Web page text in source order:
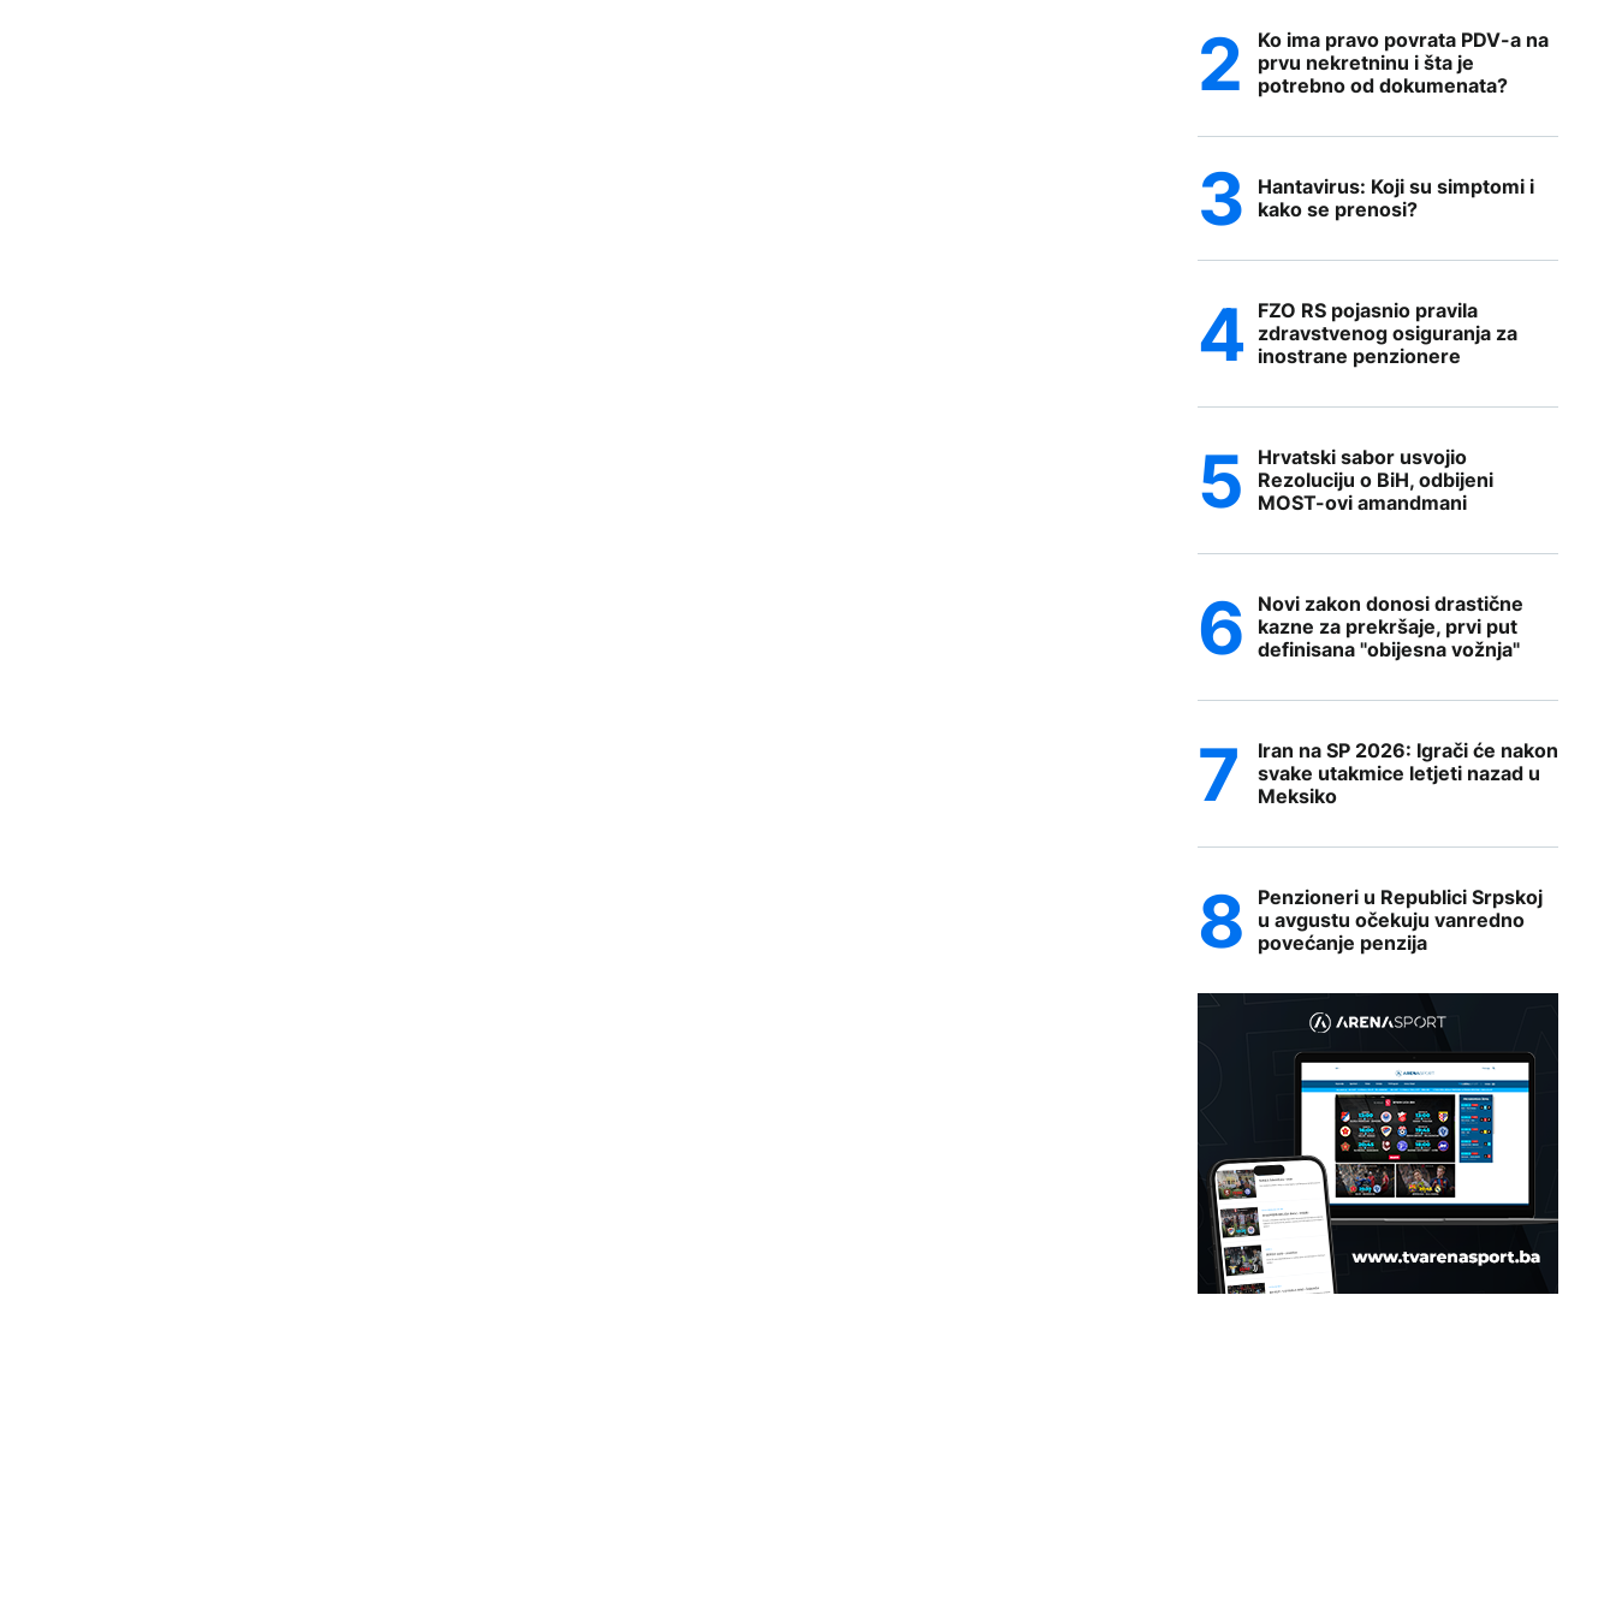
Ko ima pravo povrata PDV-a na
prvu nekretninu i šta je
potrebno od dokumenata?
Hantavirus: Koji su simptomi i
kako se prenosi?
FZO RS pojasnio pravila
zdravstvenog osiguranja za
inostrane penzionere
Hrvatski sabor usvojio
Rezoluciju o BiH, odbijeni
MOST-ovi amandmani
Novi zakon donosi drastične
kazne za prekršaje, prvi put
definisana "obijesna vožnja"
Iran na SP 2026: Igrači će nakon
svake utakmice letjeti nazad u
Meksiko
Penzioneri u Republici Srpskoj
u avgustu očekuju vanredno
povećanje penzija